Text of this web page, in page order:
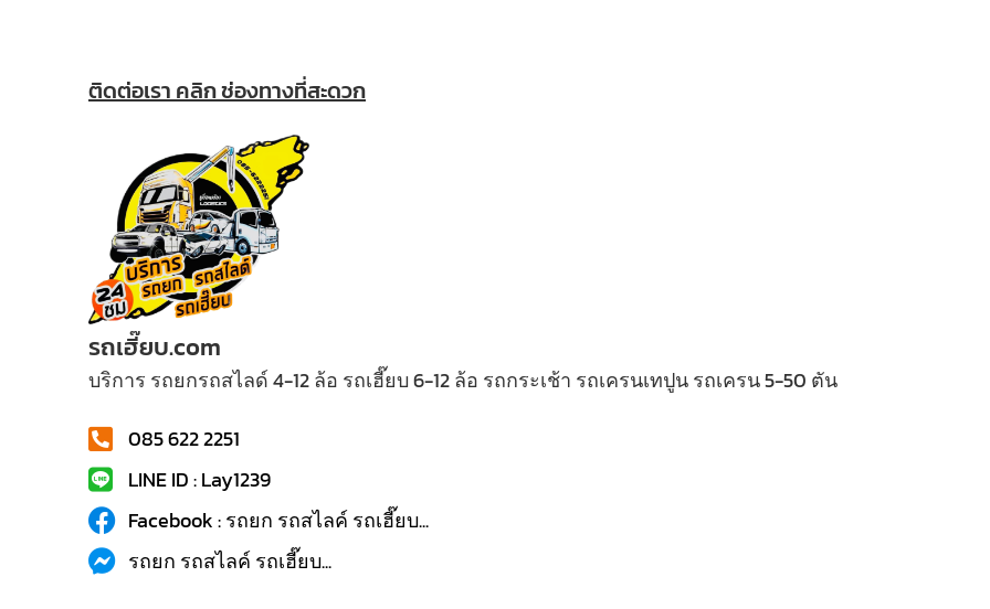
ติดต่อเรา คลิก ช่องทางที่สะดวก
รถเฮี๊ยบ.com
บริการ รถยกรถสไลด์ 4-12 ล้อ รถเฮี๊ยบ 6-12 ล้อ รถกระเช้า รถเครนเทปูน รถเครน 5-50 ตัน
085 622 2251
LINE ID : Lay1239
Facebook : รถยก รถสไลค์ รถเฮี๊ยบ...
รถยก รถสไลค์ รถเฮี๊ยบ...